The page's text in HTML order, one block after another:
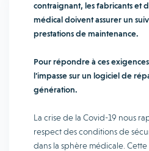
contraignant, les fabricants et
médical doivent assurer un
prestations de maintenance.
Pour répondre à ces
l’impasse sur un logiciel de
génération.
La crise de la Covid-19 nous
respect des conditions de
dans la sphère médicale.